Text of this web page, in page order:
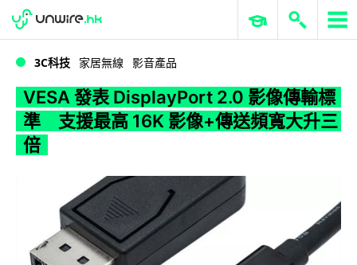
WWDC 2026 ERP 與商業 AI
3C科技 家居無線 影音產品
VESA 發表 DisplayPort 2.0 影像傳輸標
準 支援最高 16K 影像+傳送頻寬大升三
倍